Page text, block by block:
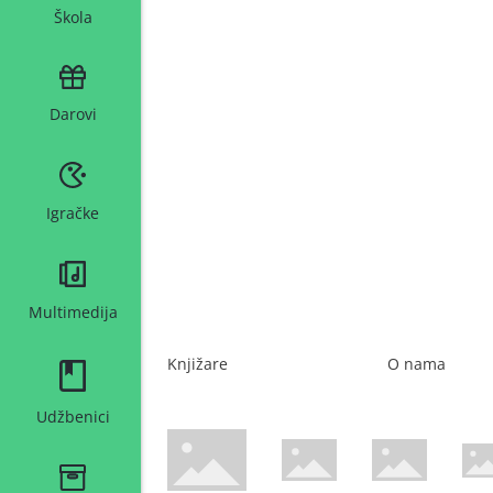
Škola
Darovi
Igračke
Multimedija
Udžbenici
Knjižare O nama
WsPay web stranicaMaestro web stranicaMastercard web